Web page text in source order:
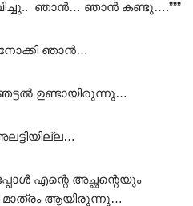
ഞാൻ… ഞാൻ കണ്ടു….”””
നോക്കി ഞാൻ…
ഉണ്ടായിരുന്നു…
എന്റെ അച്ഛന്റെയും
ആയിരുന്നു…